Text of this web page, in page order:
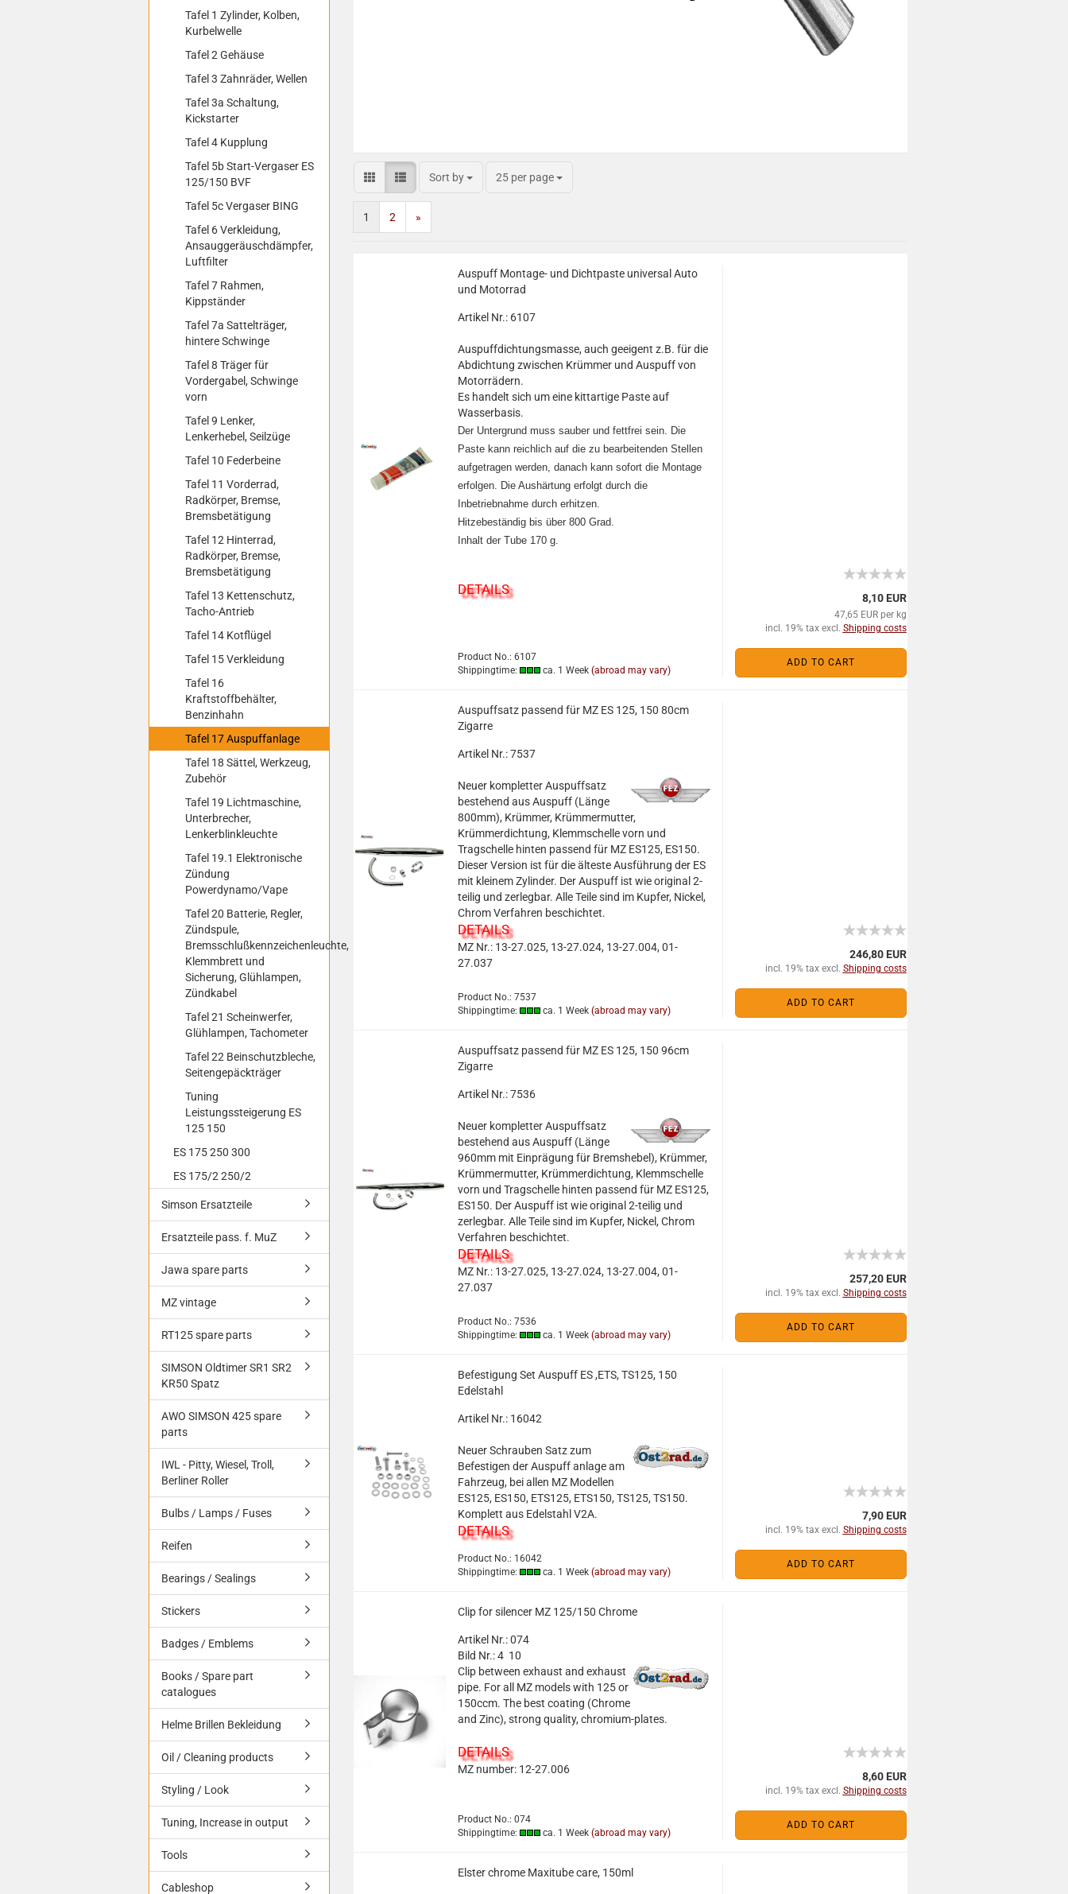
Sort by 25 per page
1 2 »
Auspuff Montage- und Dichtpaste universal Auto
und Motorrad
Artikel Nr.: 6107
Auspuffdichtungsmasse, auch geeigent z.B. für die
Abdichtung zwischen Krümmer und Auspuff von
Motorrädern.
Es handelt sich um eine kittartige Paste auf
Wasserbasis.
Der Untergrund muss sauber und fettfrei sein. Die
Paste kann reichlich auf die zu bearbeitenden Stellen
aufgetragen werden, danach kann sofort die Montage
erfolgen. Die Aushärtung erfolgt durch die
Inbetriebnahme durch erhitzen.
Hitzebeständig bis über 800 Grad.
Inhalt der Tube 170 g.
DETAILS
Product No.: 6107
Shippingtime:
ca. 1 Week (abroad may vary)
8,10 EUR
47,65 EUR per kg
incl. 19% tax excl. Shipping costs
ADD TO CART
Auspuffsatz passend für MZ ES 125, 150 80cm
Zigarre
Artikel Nr.: 7537
Neuer kompletter Auspuffsatz
bestehend aus Auspuff (Länge
800mm), Krümmer, Krümmermutter,
Krümmerdichtung, Klemmschelle vorn und
Tragschelle hinten passend für MZ ES125, ES150.
Dieser Version ist für die älteste Ausführung der ES
mit kleinem Zylinder. Der Auspuff ist wie original 2-
teilig und zerlegbar. Alle Teile sind im Kupfer, Nickel,
Chrom Verfahren beschichtet.
DETAILS
MZ Nr.: 13-27.025, 13-27.024, 13-27.004, 01-
27.037
Product No.: 7537
Shippingtime:
ca. 1 Week (abroad may vary)
246,80 EUR
incl. 19% tax excl. Shipping costs
ADD TO CART
Auspuffsatz passend für MZ ES 125, 150 96cm
Zigarre
Artikel Nr.: 7536
Neuer kompletter Auspuffsatz
bestehend aus Auspuff (Länge
960mm mit Einprägung für Bremshebel), Krümmer,
Krümmermutter, Krümmerdichtung, Klemmschelle
vorn und Tragschelle hinten passend für MZ ES125,
ES150. Der Auspuff ist wie original 2-teilig und
zerlegbar. Alle Teile sind im Kupfer, Nickel, Chrom
Verfahren beschichtet.
DETAILS
MZ Nr.: 13-27.025, 13-27.024, 13-27.004, 01-
27.037
Product No.: 7536
Shippingtime:
ca. 1 Week (abroad may vary)
257,20 EUR
incl. 19% tax excl. Shipping costs
ADD TO CART
Befestigung Set Auspuff ES ,ETS, TS125, 150
Edelstahl
Artikel Nr.: 16042
Neuer Schrauben Satz zum
Befestigen der Auspuff anlage am
Fahrzeug, bei allen MZ Modellen
ES125, ES150, ETS125, ETS150, TS125, TS150.
Komplett aus Edelstahl V2A.
DETAILS
Product No.: 16042
Shippingtime:
ca. 1 Week (abroad may vary)
7,90 EUR
incl. 19% tax excl. Shipping costs
ADD TO CART
Clip for silencer MZ 125/150 Chrome
Artikel Nr.: 074
Bild Nr.: 4 10
Clip between exhaust and exhaust
pipe. For all MZ models with 125 or
150ccm. The best coating (Chrome
and Zinc), strong quality, chromium-plates.
DETAILS
MZ number: 12-27.006
Product No.: 074
Shippingtime:
ca. 1 Week (abroad may vary)
8,60 EUR
incl. 19% tax excl. Shipping costs
ADD TO CART
Elster chrome Maxitube care, 150ml
Tafel 1 Zylinder, Kolben,
Kurbelwelle
Tafel 2 Gehäuse
Tafel 3 Zahnräder, Wellen
Tafel 3a Schaltung,
Kickstarter
Tafel 4 Kupplung
Tafel 5b Start-Vergaser ES
125/150 BVF
Tafel 5c Vergaser BING
Tafel 6 Verkleidung,
Ansauggeräuschdämpfer,
Luftfilter
Tafel 7 Rahmen,
Kippständer
Tafel 7a Sattelträger,
hintere Schwinge
Tafel 8 Träger für
Vordergabel, Schwinge
vorn
Tafel 9 Lenker,
Lenkerhebel, Seilzüge
Tafel 10 Federbeine
Tafel 11 Vorderrad,
Radkörper, Bremse,
Bremsbetätigung
Tafel 12 Hinterrad,
Radkörper, Bremse,
Bremsbetätigung
Tafel 13 Kettenschutz,
Tacho-Antrieb
Tafel 14 Kotflügel
Tafel 15 Verkleidung
Tafel 16
Kraftstoffbehälter,
Benzinhahn
Tafel 17 Auspuffanlage
Tafel 18 Sättel, Werkzeug,
Zubehör
Tafel 19 Lichtmaschine,
Unterbrecher,
Lenkerblinkleuchte
Tafel 19.1 Elektronische
Zündung
Powerdynamo/Vape
Tafel 20 Batterie, Regler,
Zündspule,
Bremsschlußkennzeichenleuchte,
Klemmbrett und
Sicherung, Glühlampen,
Zündkabel
Tafel 21 Scheinwerfer,
Glühlampen, Tachometer
Tafel 22 Beinschutzbleche,
Seitengepäckträger
Tuning
Leistungssteigerung ES
125 150
ES 175 250 300
ES 175/2 250/2
Simson Ersatzteile
Ersatzteile pass. f. MuZ
Jawa spare parts
MZ vintage
RT125 spare parts
SIMSON Oldtimer SR1 SR2
KR50 Spatz
AWO SIMSON 425 spare
parts
IWL - Pitty, Wiesel, Troll,
Berliner Roller
Bulbs / Lamps / Fuses
Reifen
Bearings / Sealings
Stickers
Badges / Emblems
Books / Spare part
catalogues
Helme Brillen Bekleidung
Oil / Cleaning products
Styling / Look
Tuning, Increase in output
Tools
Cableshop